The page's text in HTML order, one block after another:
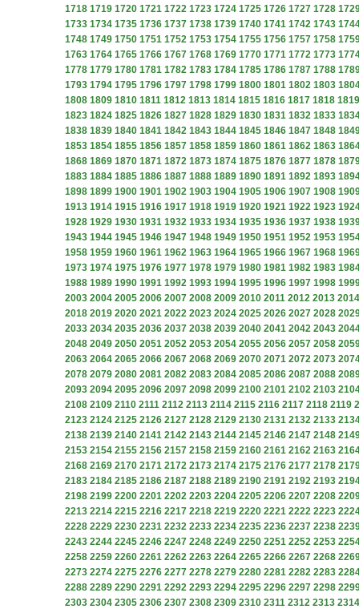
1718 1719 1720 1721 1722 1723 1724 1725 1726 1727 1728
1733 1734 1735 1736 1737 1738 1739 1740 1741 1742 1743
1748 1749 1750 1751 1752 1753 1754 1755 1756 1757 1758
1763 1764 1765 1766 1767 1768 1769 1770 1771 1772 1773
1778 1779 1780 1781 1782 1783 1784 1785 1786 1787 1788
1793 1794 1795 1796 1797 1798 1799 1800 1801 1802 1803
1808 1809 1810 1811 1812 1813 1814 1815 1816 1817 1818 1819
1823 1824 1825 1826 1827 1828 1829 1830 1831 1832 1833
1838 1839 1840 1841 1842 1843 1844 1845 1846 1847 1848
1853 1854 1855 1856 1857 1858 1859 1860 1861 1862 1863
1868 1869 1870 1871 1872 1873 1874 1875 1876 1877 1878
1883 1884 1885 1886 1887 1888 1889 1890 1891 1892 1893
1898 1899 1900 1901 1902 1903 1904 1905 1906 1907 1908
1913 1914 1915 1916 1917 1918 1919 1920 1921 1922 1923
1928 1929 1930 1931 1932 1933 1934 1935 1936 1937 1938
1943 1944 1945 1946 1947 1948 1949 1950 1951 1952 1953
1958 1959 1960 1961 1962 1963 1964 1965 1966 1967 1968
1973 1974 1975 1976 1977 1978 1979 1980 1981 1982 1983
1988 1989 1990 1991 1992 1993 1994 1995 1996 1997 1998
2003 2004 2005 2006 2007 2008 2009 2010 2011 2012 2013 2014
2018 2019 2020 2021 2022 2023 2024 2025 2026 2027 2028
2033 2034 2035 2036 2037 2038 2039 2040 2041 2042 2043
2048 2049 2050 2051 2052 2053 2054 2055 2056 2057 2058
2063 2064 2065 2066 2067 2068 2069 2070 2071 2072 2073
2078 2079 2080 2081 2082 2083 2084 2085 2086 2087 2088
2093 2094 2095 2096 2097 2098 2099 2100 2101 2102 2103
2108 2109 2110 2111 2112 2113 2114 2115 2116 2117 2118 2119
2123 2124 2125 2126 2127 2128 2129 2130 2131 2132 2133
2138 2139 2140 2141 2142 2143 2144 2145 2146 2147 2148
2153 2154 2155 2156 2157 2158 2159 2160 2161 2162 2163
2168 2169 2170 2171 2172 2173 2174 2175 2176 2177 2178
2183 2184 2185 2186 2187 2188 2189 2190 2191 2192 2193
2198 2199 2200 2201 2202 2203 2204 2205 2206 2207 2208
2213 2214 2215 2216 2217 2218 2219 2220 2221 2222 2223
2228 2229 2230 2231 2232 2233 2234 2235 2236 2237 2238
2243 2244 2245 2246 2247 2248 2249 2250 2251 2252 2253
2258 2259 2260 2261 2262 2263 2264 2265 2266 2267 2268
2273 2274 2275 2276 2277 2278 2279 2280 2281 2282 2283
2288 2289 2290 2291 2292 2293 2294 2295 2296 2297 2298
2303 2304 2305 2306 2307 2308 2309 2310 2311 2312 2313 2314